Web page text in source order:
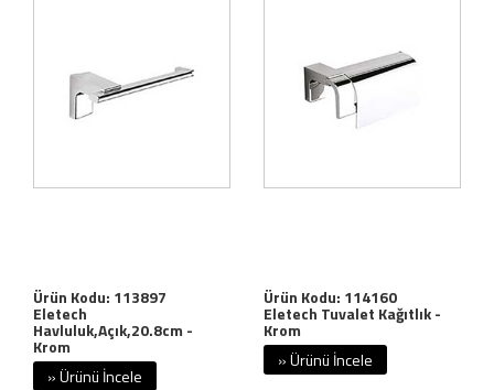
Ürün Kodu: 113897
Eletech
Havluluk,Açık,20.8cm -
Krom
» Ürünü İncele
Ürün Kodu: 114160
Eletech Tuvalet Kağıtlık -
Krom
» Ürünü İncele